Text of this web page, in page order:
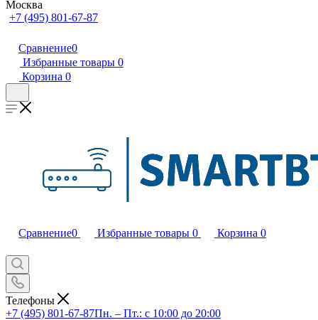
Москва
+7 (495) 801-67-87
Сравнение0
Избранные товары 0
Корзина 0
Сравнение0 Избранные товары 0 Корзина 0
Телефоны
+7 (495) 801-67-87Пн. – Пт.: с 10:00 до 20:00